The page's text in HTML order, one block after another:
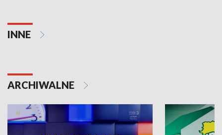
INNE
ARCHIWALNE